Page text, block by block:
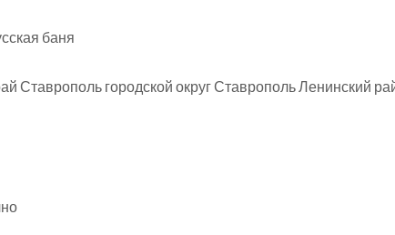
баня
Ставрополь городской округ Ставрополь Ленинский